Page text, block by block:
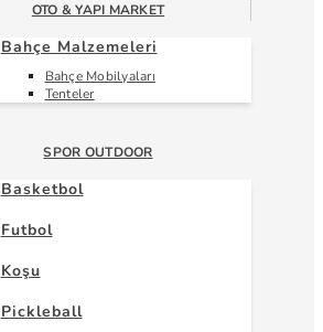
OTO & YAPI MARKET
Bahçe Malzemeleri
Bahçe Mobilyaları
Tenteler
SPOR OUTDOOR
Basketbol
Futbol
Koşu
Pickleball